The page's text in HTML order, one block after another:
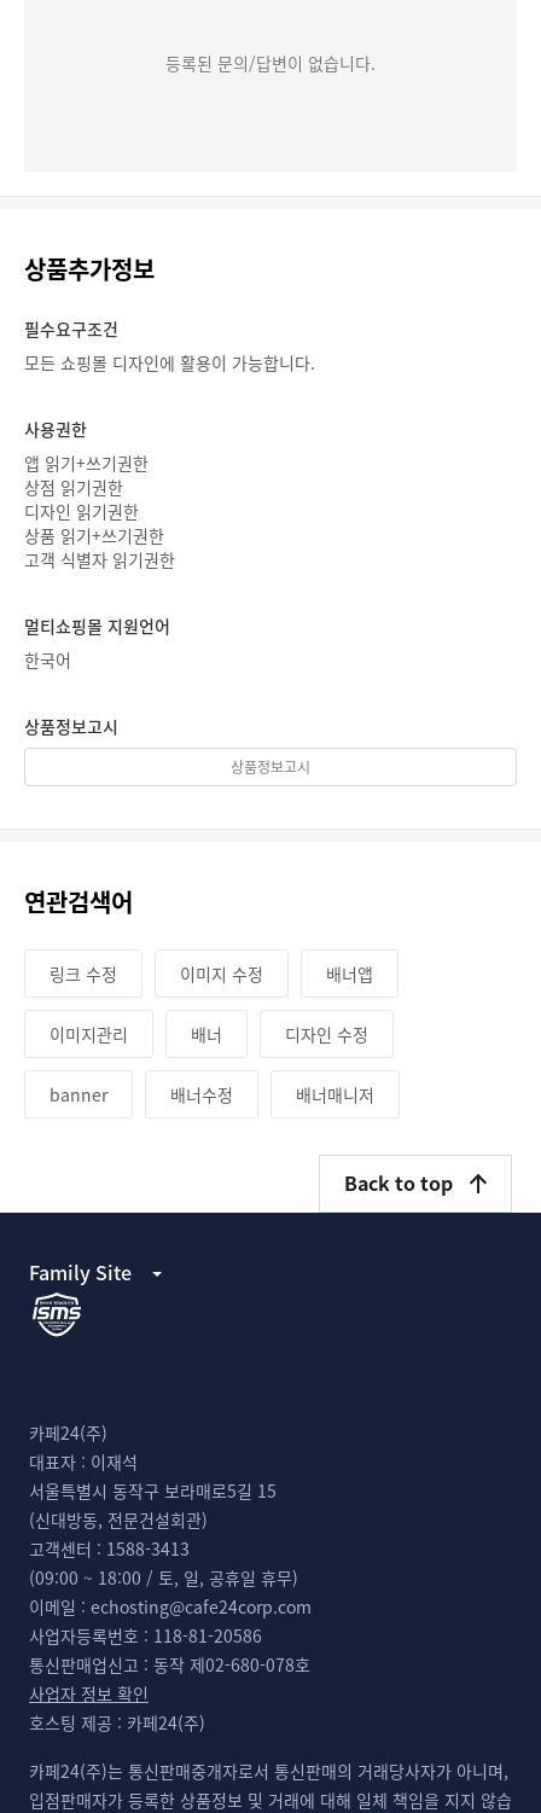
등록된 문의/답변이 없습니다.
상품추가정보
필수요구조건
모든 쇼핑몰 디자인에 활용이 가능합니다.
사용권한
앱 읽기+쓰기권한
상점 읽기권한
디자인 읽기권한
상품 읽기+쓰기권한
고객 식별자 읽기권한
멀티쇼핑몰 지원언어
한국어
상품정보고시
상품정보고시
연관검색어
링크 수정 이미지 수정 배너앱
이미지관리 배너 디자인 수정
banner 배너수정 배너매니저
Family Site
Back to top
카페24(주)
대표자 : 이재석
서울특별시 동작구 보라매로5길 15
(신대방동, 전문건설회관)
고객센터 : 1588-3413
(09:00 ~ 18:00 / 토, 일, 공휴일 휴무)
이메일 : echosting@cafe24corp.com
사업자등록번호 : 118-81-20586
통신판매업신고 : 동작 제02-680-078호
사업자 정보 확인
호스팅 제공 : 카페24(주)
카페24(주)는 통신판매중개자로서 통신판매의 거래당사자가 아니며,
입점판매자가 등록한 상품정보 및 거래에 대해 일체 책임을 지지 않습